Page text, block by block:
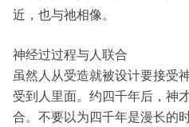
近，也与祂相像。
神经过过程与人联合
虽然人从受造就被设计要接受
受到人里面。约四千年后，神
合。不要以为四千年是漫长的